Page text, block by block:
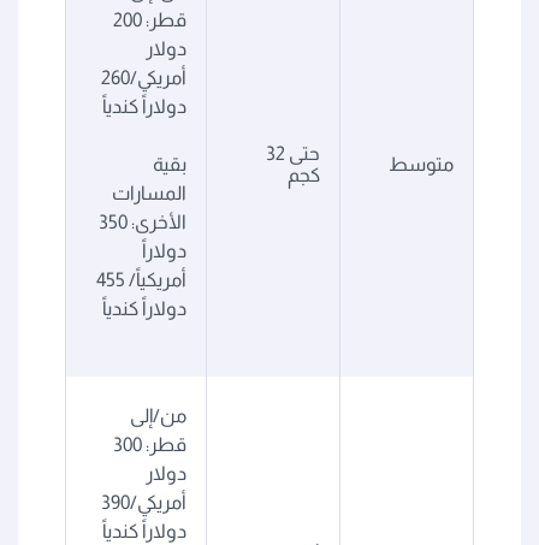
متوسط
حتى 32
كجم
قطر: 200
دولار
أمريكي/260
دولاراً كندياً
بقية
المسارات
الأخرى: 350
دولاراً
أمريكياً/ 455
دولاراً كندياً
من/إلى
قطر: 300
دولار
أمريكي/390
دولاراً كندياً